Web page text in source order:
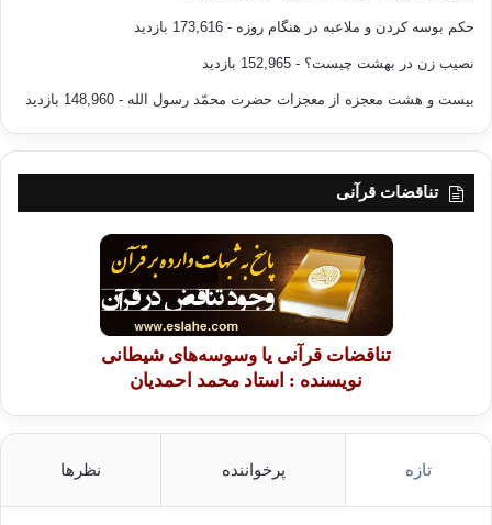
حکم بوسه کردن و ملاعبه در هنگام روزه - 173,616 بازدید
نصیب زن در بهشت چیست؟ - 152,965 بازدید
بیست و هشت معجزه از معجزات حضرت محمّد رسول الله - 148,960 بازدید
تناقضات قرآنی
تناقضات قرآنی یا وسوسه‌های شیطانی
نویسنده : استاد محمد احمدیان
تازه پرخواننده نظرها